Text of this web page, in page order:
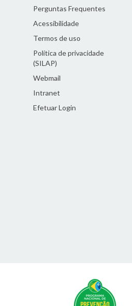
Perguntas Frequentes
Acessibilidade
Termos de uso
Política de privacidade
(SILAP)
Webmail
Intranet
Efetuar Login